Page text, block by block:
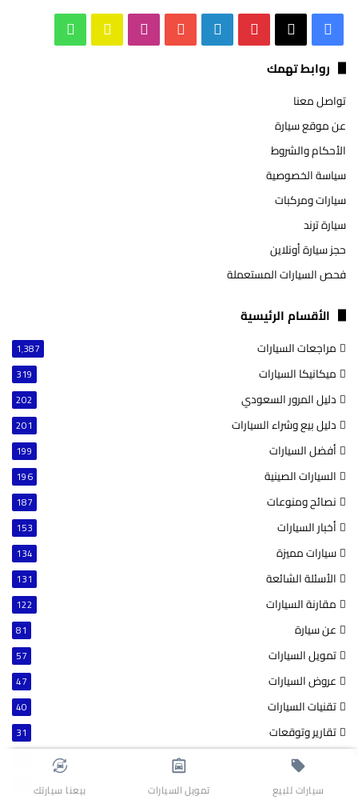
فيسبوك بينتيريست لينكدإن ‫YouTube انستقرام سناب
روابط تهمك
تواصل معنا
عن موقع سيارة
الأحكام والشروط
سياسة الخصوصية
سيارات ومركبات
سيارة ترند
حجز سيارة أونلاين
فحص السيارات المستعملة
الأقسام الرئيسية
مراجعات السيارات 1٬387
ميكانيكا السيارات 319
دليل المرور السعودي 202
دليل بيع وشراء السيارات 201
أفضل السيارات 199
السيارات الصينية 196
نصائح ومنوعات 187
أخبار السيارات 153
سيارات مميزة 134
الأسئلة الشائعة 131
مقارنة السيارات 122
عن سيارة 81
تمويل السيارات 57
عروض السيارات 47
تقنيات السيارات 40
تقارير وتوقعات 31
وكلاء السيارات
صناعة السيارات في السعودية
سيارات للبيع تمويل السيارات بيعنا سيارتك